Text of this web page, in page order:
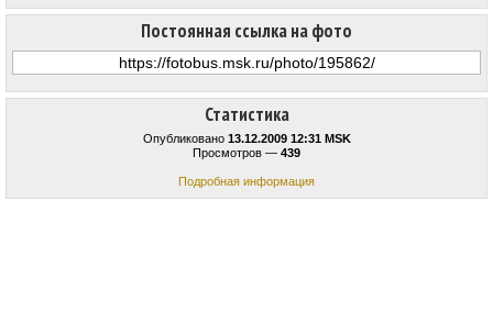
Статистика
Опубликовано 13.12.2009 12:31 MSK
Просмотров — 439
Подробная информация
Постоянная ссылка на фото